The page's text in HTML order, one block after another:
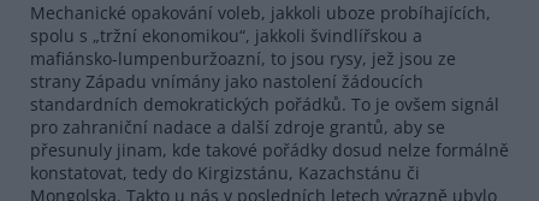
Mechanické opakování voleb, jakkoli uboze probíhajících,
spolu s „tržní ekonomikou“, jakkoli švindlířskou a
mafiánsko-lumpenburžoazní, to jsou rysy, jež jsou ze
strany Západu vnímány jako nastolení žádoucích
standardních demokratických pořádků. To je ovšem signál
pro zahraniční nadace a další zdroje grantů, aby se
přesunuly jinam, kde takové pořádky dosud nelze formálně
konstatovat, tedy do Kirgizstánu, Kazachstánu či
Mongolska. Takto u nás v posledních letech výrazně ubylo